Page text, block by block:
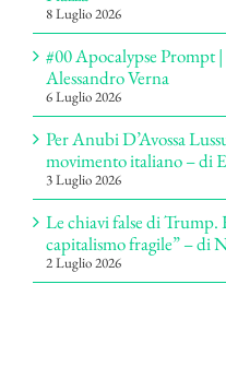
8 Luglio 2026
#00 Apocalypse Prompt
Alessandro Verna
6 Luglio 2026
Per Anubi D’Avossa
movimento italiano – di
3 Luglio 2026
Le chiavi false di Trump.
capitalismo fragile” – di
2 Luglio 2026